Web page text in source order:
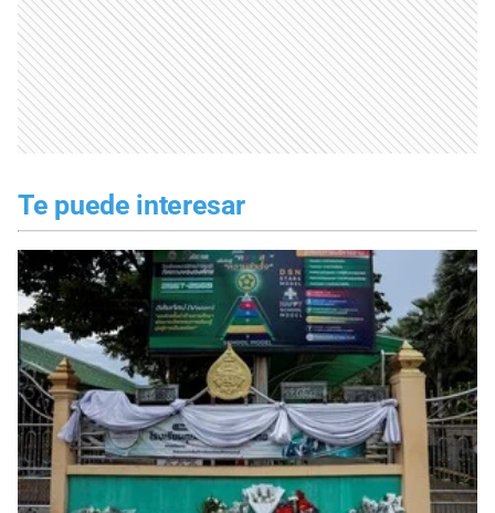
Te puede interesar